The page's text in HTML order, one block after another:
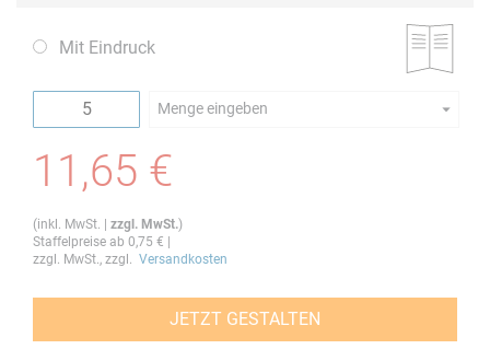
Mit Eindruck
Menge eingeben
11,65 €
(inkl. MwSt. | zzgl. MwSt.)
Staffelpreise ab 0,75 € |
zzgl. MwSt., zzgl. Versandkosten
JETZT GESTALTEN